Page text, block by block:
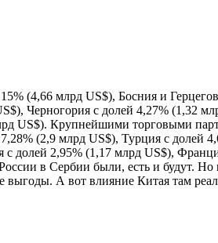
(4,66 млрд US$), Босния и
Черногория с долей 4,27% (1,32
US$). Крупнейшими торговыми
(2,9 млрд US$), Турция с долей
2,95% (1,17 млрд US$),
в Сербии были, есть и будут. Но
А вот влияние Китая там